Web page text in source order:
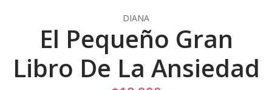
DIANA
El Pequeño Gran
Libro De La Ansiedad